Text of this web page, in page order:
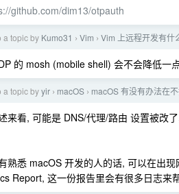
github.com/dim13/otpauth
a topic by Kumo31 › Vim › Vim 上远程开发有什
的 mosh (mobile shell) 会不会降低一
a topic byyir › macOS › macOS 有没有办法在
来看, 可能是 DNS/代理/路由 设置被改
熟悉 macOS 开发的人的话, 可以在出
Report, 这一份报告里会有很多日志来